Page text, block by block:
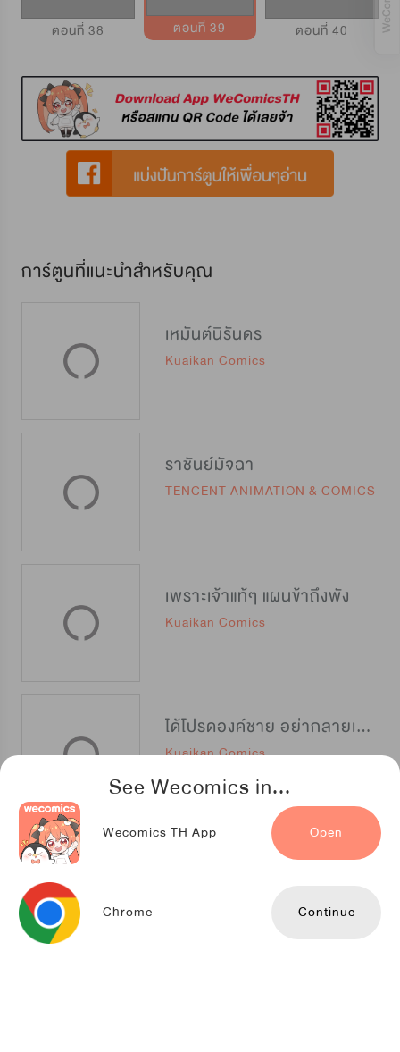
See Wecomics in...
Wecomics TH App Open
Chrome Continue
ตอนที่ 38 ตอนที่ 39 ตอนที่ 40
การ์ตูนที่แนะนำสำหรับคุณ
เหมันต์นิรันดร
Kuaikan Comics
ราชันย์มัจฉา
TENCENT ANIMATION & COMICS
เพราะเจ้าแท้ๆ แผนข้าถึงพัง
Kuaikan Comics
ได้โปรดองค์ชาย อย่ากลายเป็นปิศาจ
Kuaikan Comics
เพลงรักบุปผาพิรุณ